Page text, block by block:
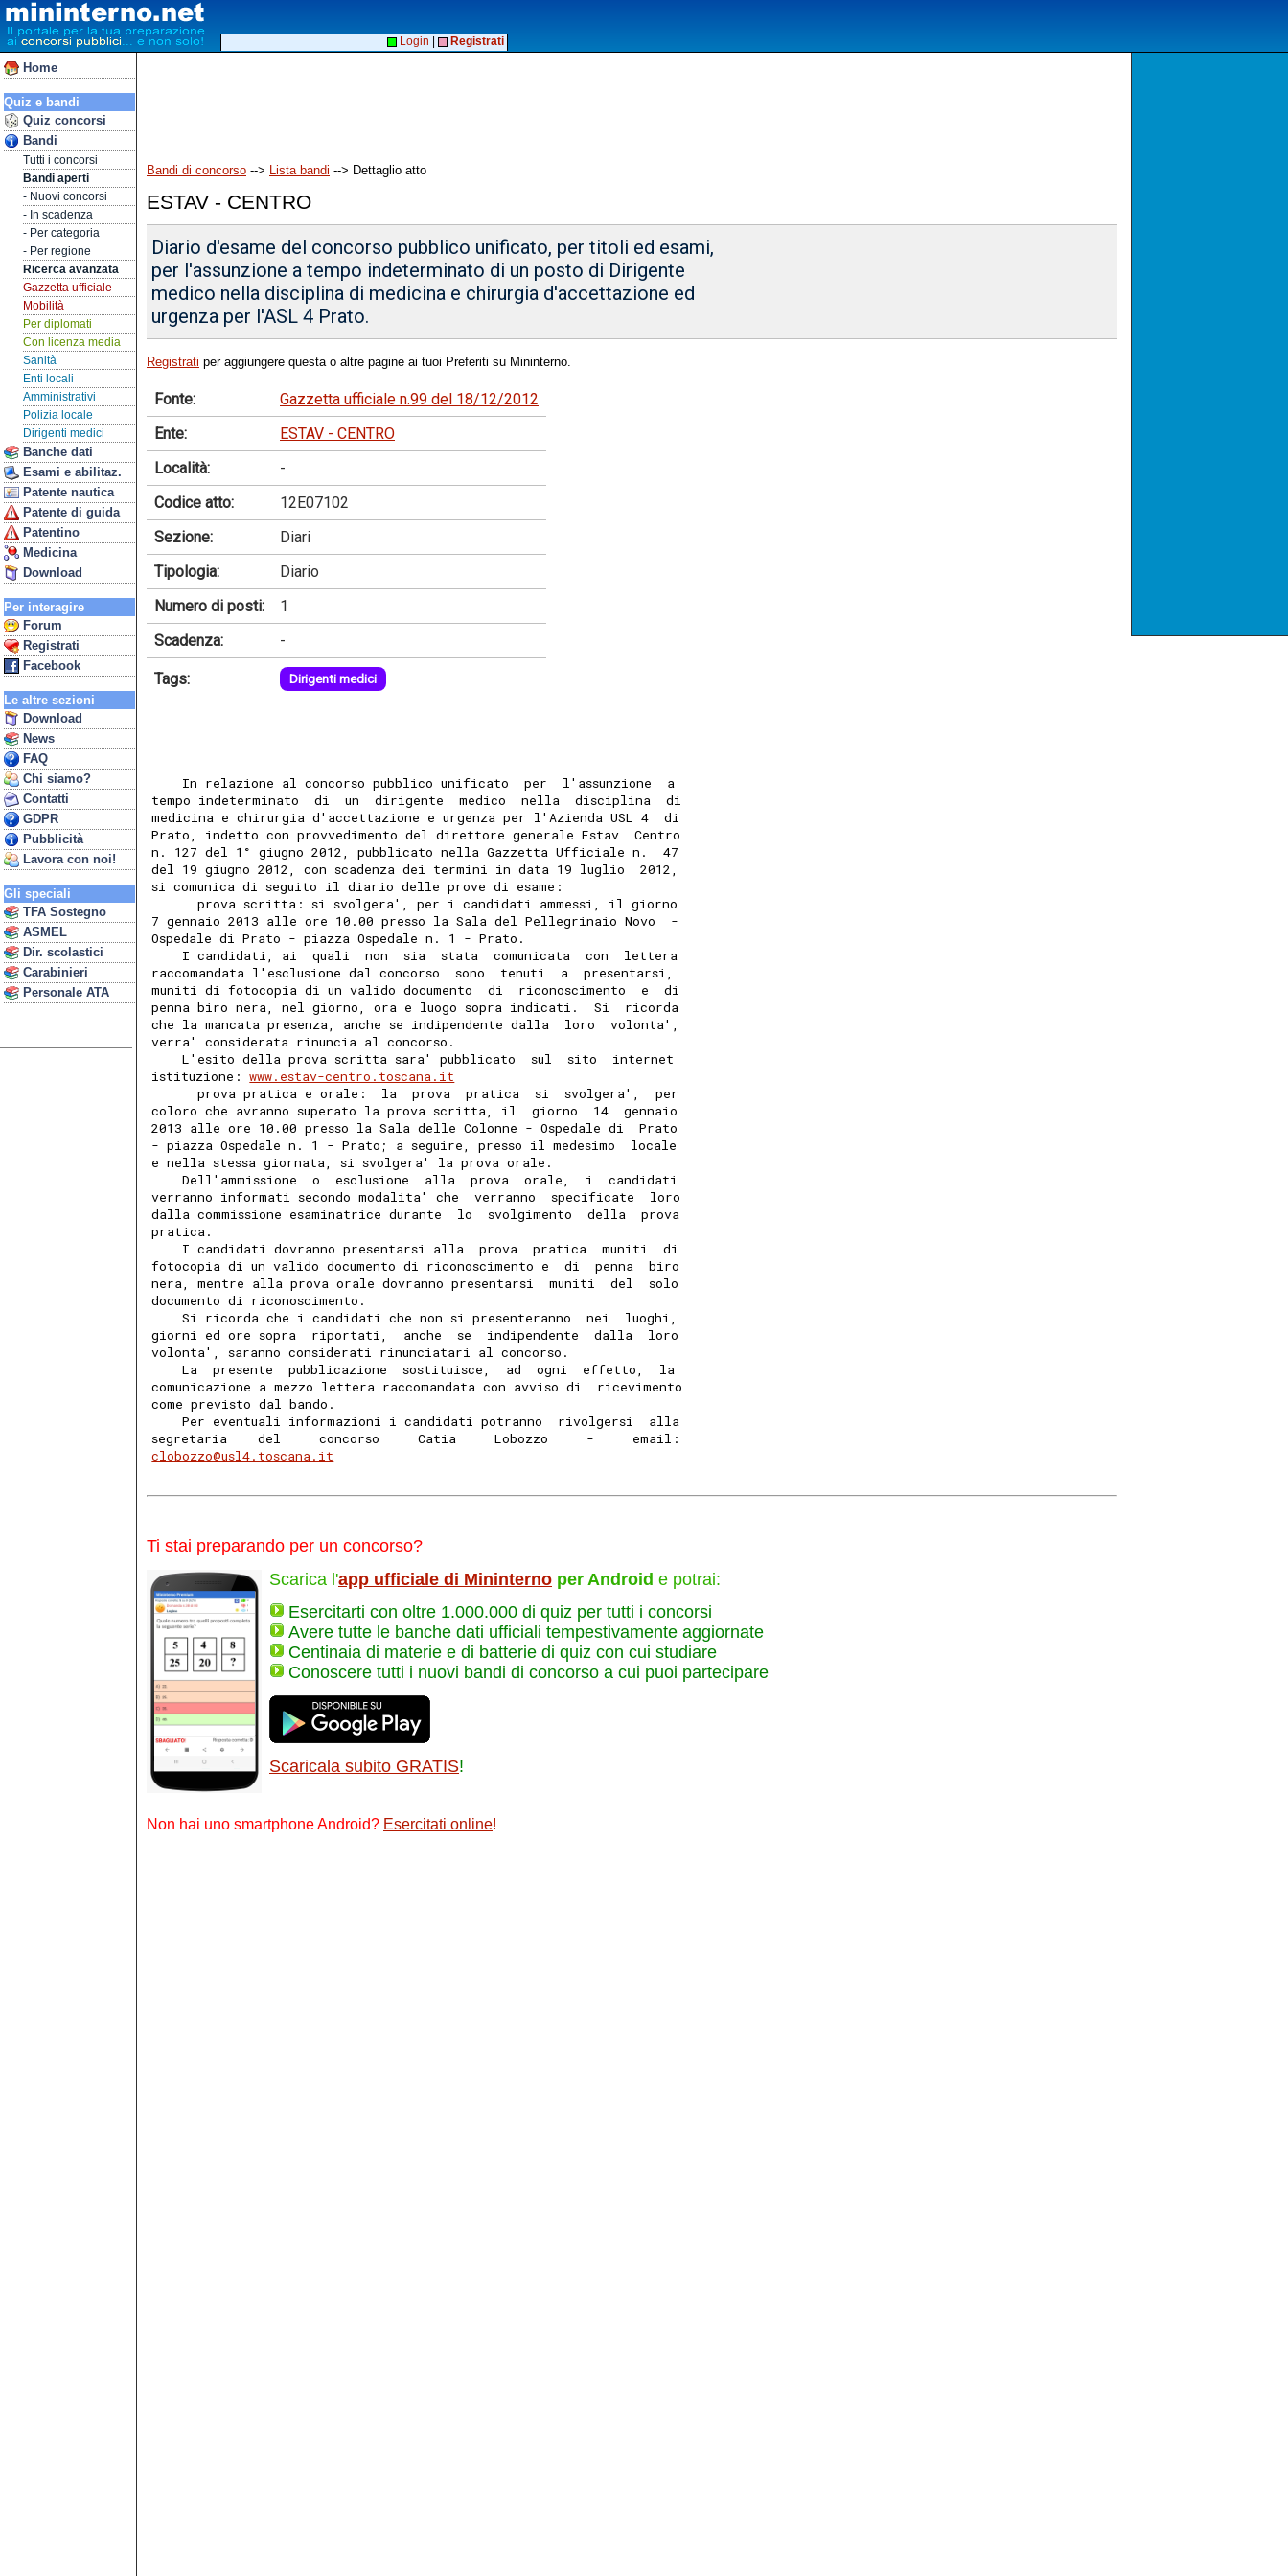
Home
Quiz e bandi
Quiz concorsi
Bandi
Tutti i concorsi
Bandi aperti
- Nuovi concorsi
- In scadenza
- Per categoria
- Per regione
Ricerca avanzata
Gazzetta ufficiale
Mobilità
Per diplomati
Con licenza media
Sanità
Enti locali
Amministrativi
Polizia locale
Dirigenti medici
Banche dati
Esami e abilitaz.
Patente nautica
Patente di guida
Patentino
Medicina
Download
Per interagire
Forum
Registrati
Facebook
Le altre sezioni
Download
News
FAQ
Chi siamo?
Contatti
GDPR
Pubblicità
Lavora con noi!
Gli speciali
TFA Sostegno
ASMEL
Dir. scolastici
Carabinieri
Personale ATA
Login Registrati
Bandi di concorso --> Lista bandi --> Dettaglio atto
ESTAV - CENTRO
Diario d'esame del concorso pubblico unificato, per titoli ed esami,
per l'assunzione a tempo indeterminato di un posto di Dirigente
medico nella disciplina di medicina e chirurgia d'accettazione ed
urgenza per l'ASL 4 Prato.
Registrati per aggiungere questa o altre pagine ai tuoi Preferiti su Mininterno.
Fonte:
Gazzetta ufficiale n.99 del 18/12/2012
Ente:
ESTAV - CENTRO
Località:
-
Codice atto:
12E07102
Sezione:
Diari
Tipologia:
Diario
Numero di posti:
1
Scadenza:
-
Tags: Dirigenti medici
    In relazione al concorso pubblico unificato  per  l'assunzione  a
tempo indeterminato  di  un  dirigente  medico  nella  disciplina  di
medicina e chirurgia d'accettazione e urgenza per l'Azienda USL 4  di
Prato, indetto con provvedimento del direttore generale Estav  Centro
n. 127 del 1° giugno 2012, pubblicato nella Gazzetta Ufficiale n.  47
del 19 giugno 2012, con scadenza dei termini in data 19 luglio  2012,
si comunica di seguito il diario delle prove di esame:
      prova scritta: si svolgera', per i candidati ammessi, il giorno
7 gennaio 2013 alle ore 10.00 presso la Sala del Pellegrinaio Novo  -
Ospedale di Prato - piazza Ospedale n. 1 - Prato.
    I candidati, ai  quali  non  sia  stata  comunicata  con  lettera
raccomandata l'esclusione dal concorso  sono  tenuti  a  presentarsi,
muniti di fotocopia di un valido documento  di  riconoscimento  e  di
penna biro nera, nel giorno, ora e luogo sopra indicati.  Si  ricorda
che la mancata presenza, anche se indipendente dalla  loro  volonta',
verra' considerata rinuncia al concorso.
    L'esito della prova scritta sara' pubblicato  sul  sito  internet
istituzione: www.estav-centro.toscana.it
      prova pratica e orale:  la  prova  pratica  si  svolgera',  per
coloro che avranno superato la prova scritta, il  giorno  14  gennaio
2013 alle ore 10.00 presso la Sala delle Colonne - Ospedale di  Prato
- piazza Ospedale n. 1 - Prato; a seguire, presso il medesimo  locale
e nella stessa giornata, si svolgera' la prova orale.
    Dell'ammissione  o  esclusione  alla  prova  orale,  i  candidati
verranno informati secondo modalita' che  verranno  specificate  loro
dalla commissione esaminatrice durante  lo  svolgimento  della  prova
pratica.
    I candidati dovranno presentarsi alla  prova  pratica  muniti  di
fotocopia di un valido documento di riconoscimento e  di  penna  biro
nera, mentre alla prova orale dovranno presentarsi  muniti  del  solo
documento di riconoscimento.
    Si ricorda che i candidati che non si presenteranno  nei  luoghi,
giorni ed ore sopra  riportati,  anche  se  indipendente  dalla  loro
volonta', saranno considerati rinunciatari al concorso.
    La  presente  pubblicazione  sostituisce,  ad  ogni  effetto,  la
comunicazione a mezzo lettera raccomandata con avviso di  ricevimento
come previsto dal bando.
    Per eventuali informazioni i candidati potranno  rivolgersi  alla
segretaria    del     concorso     Catia     Lobozzo     -     email:
clobozzo@usl4.toscana.it
Ti stai preparando per un concorso?
Scarica l'app ufficiale di Mininterno per Android e potrai:
Esercitarti con oltre 1.000.000 di quiz per tutti i concorsi
Avere tutte le banche dati ufficiali tempestivamente aggiornate
Centinaia di materie e di batterie di quiz con cui studiare
Conoscere tutti i nuovi bandi di concorso a cui puoi partecipare
Scaricala subito GRATIS!
Non hai uno smartphone Android? Esercitati online!